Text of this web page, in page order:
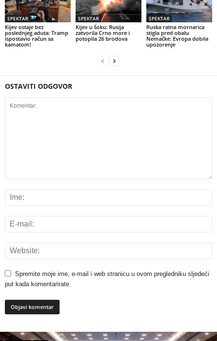
SPEKTAR
Kijev ostaje bez
poslednjeg aduta: Tramp
ispostavio račun sa
kamatom!
SPEKTAR
Kijev u šoku: Rusija
zatvorila Crno more i
potopila 26 brodova
SPEKTAR
Ruska ratna mornarica
stigla pred obalu
Nemačke: Evropa dobila
upozorenje
OSTAVITI ODGOVOR
Spremite moje ime, e-mail i web stranicu u ovom pregledniku sljedeći
put kada komentarirate.